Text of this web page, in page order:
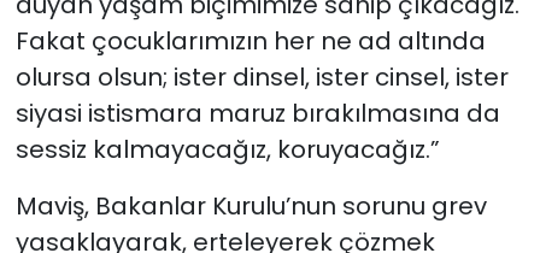
Fakat çocuklarımızın her ne ad altında
olursa olsun; ister dinsel, ister cinsel, ister
siyasi istismara maruz bırakılmasına da
sessiz kalmayacağız, koruyacağız.”
Maviş, Bakanlar Kurulu’nun sorunu grev
yasaklayarak, erteleyerek çözmek